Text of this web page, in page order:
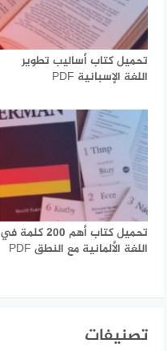
تحميل كتاب أساليب تطوير
اللغة الإسبانية PDF
تحميل كتاب أهم 200 كلمة في
اللغة الألمانية مع النطق PDF
تصنيفات